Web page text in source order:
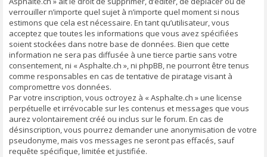
verrouiller n’importe quel sujet à n’importe quel moment si nous
estimons que cela est nécessaire. En tant qu’utilisateur, vous
acceptez que toutes les informations que vous avez spécifiées
soient stockées dans notre base de données. Bien que cette
information ne sera pas diffusée à une tierce partie sans votre
consentement, ni « Asphalte.ch », ni phpBB, ne pourront être tenus
comme responsables en cas de tentative de piratage visant à
compromettre vos données.
Par votre inscription, vous octroyez à « Asphalte.ch » une license
perpétuelle et irrévocable sur les contenus et messages que vous
aurez volontairement créé ou inclus sur le forum. En cas de
désinscription, vous pourrez demander une anonymisation de votre
pseudonyme, mais vos messages ne seront pas effacés, sauf
requête spécifique, limitée et justifiée.